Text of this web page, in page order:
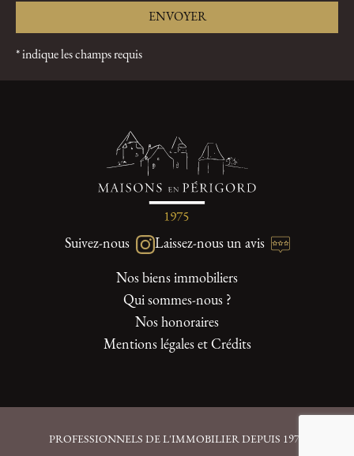
* indique les champs requis
Suivez-nous Laissez-nous un avis
Nos biens immobiliers
Qui sommes-nous ?
Nos honoraires
Mentions légales et Crédits
PROFESSIONNELS DE L'IMMOBILIER DEPUIS 1975